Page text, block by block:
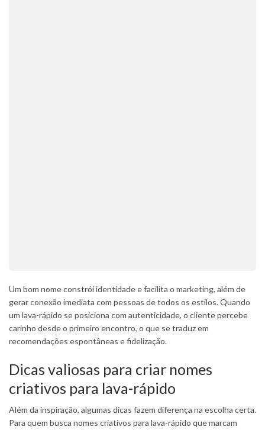
Um bom nome constrói identidade e facilita o marketing, além de
gerar conexão imediata com pessoas de todos os estilos. Quando
um lava-rápido se posiciona com autenticidade, o cliente percebe
carinho desde o primeiro encontro, o que se traduz em
recomendações espontâneas e fidelização.
Dicas valiosas para criar nomes
criativos para lava-rápido
Além da inspiração, algumas dicas fazem diferença na escolha certa.
Para quem busca nomes criativos para lava-rápido que marcam